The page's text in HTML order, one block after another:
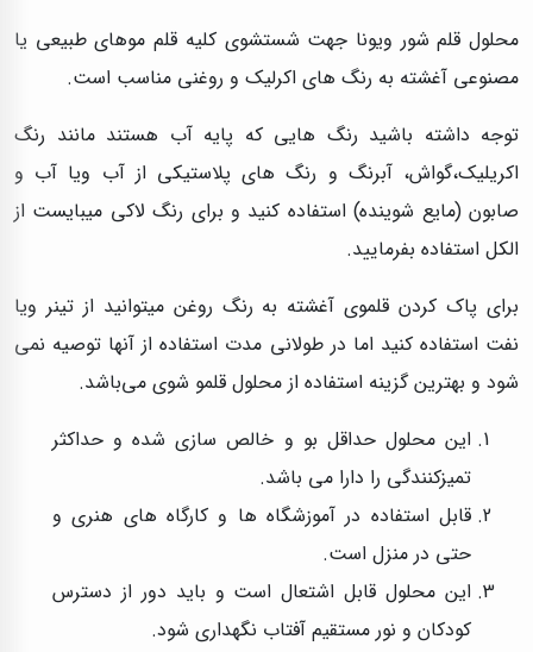
محلول قلم شور ویونا جهت شستشوی کلیه قلم موهای طبیعی یا
مصنوعی آغشته به رنگ های اکرلیک و روغنی مناسب است.
توجه داشته باشید رنگ هایی که پایه آب هستند مانند رنگ
اکریلیک،گواش، آبرنگ و رنگ های پلاستیکی از آب ویا آب و
صابون (مایع شوینده) استفاده کنید و برای رنگ لاکی میبایست از
الکل استفاده بفرمایید.
برای پاک کردن قلموی آغشته به رنگ روغن میتوانید از تینر ویا
نفت استفاده کنید اما در طولانی مدت استفاده از آنها توصیه نمی
شود و بهترین گزینه استفاده از محلول قلمو شوی می‌باشد.
این محلول حداقل بو و خالص سازی شده و حداکثر
تمیزکنندگی را دارا می باشد.
قابل استفاده در آموزشگاه ها و کارگاه های هنری و
حتی در منزل است.
این محلول قابل اشتعال است و باید دور از دسترس
کودکان و نور مستقیم آفتاب نگهداری شود.